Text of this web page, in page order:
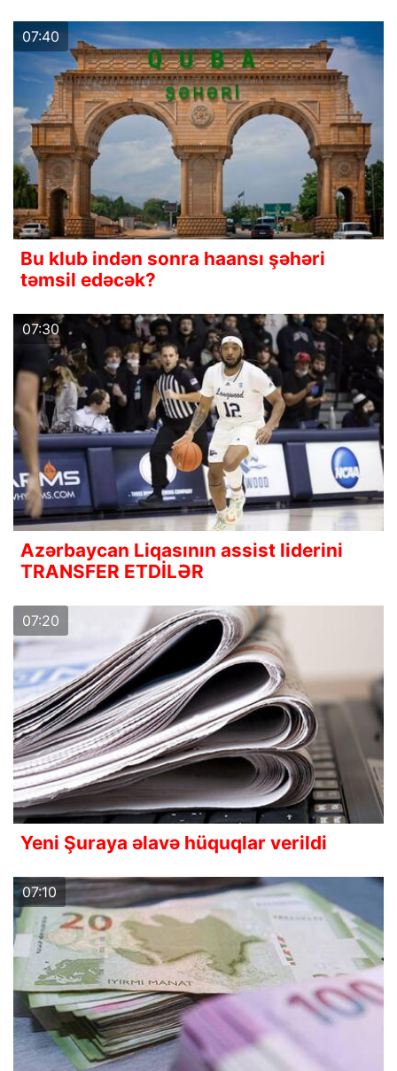
07:40
Bu klub indən sonra haansı şəhəri
təmsil edəcək?
07:30
Azərbaycan Liqasının assist liderini
TRANSFER ETDİLƏR
07:20
Yeni Şuraya əlavə hüquqlar verildi
07:10